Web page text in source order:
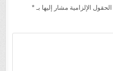
الحقول الإلزامية مشار إليها بـ *